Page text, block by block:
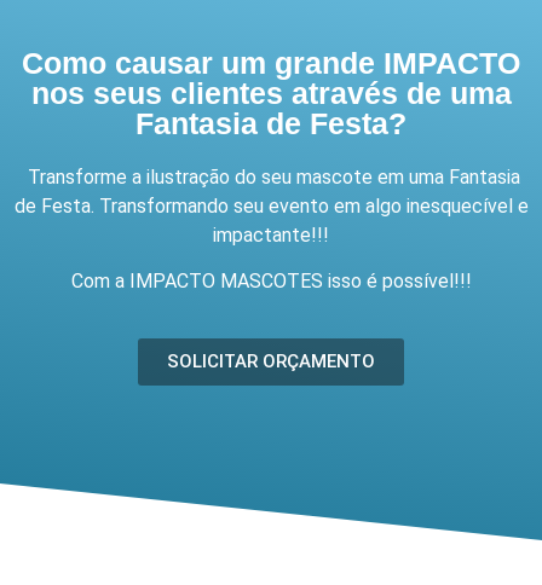
Como causar um grande IMPACTO
nos seus clientes através de uma
Fantasia de Festa?
Transforme a ilustração do seu mascote em uma Fantasia
de Festa. Transformando seu evento em algo inesquecível e
impactante!!!
Com a IMPACTO MASCOTES isso é possível!!!
SOLICITAR ORÇAMENTO